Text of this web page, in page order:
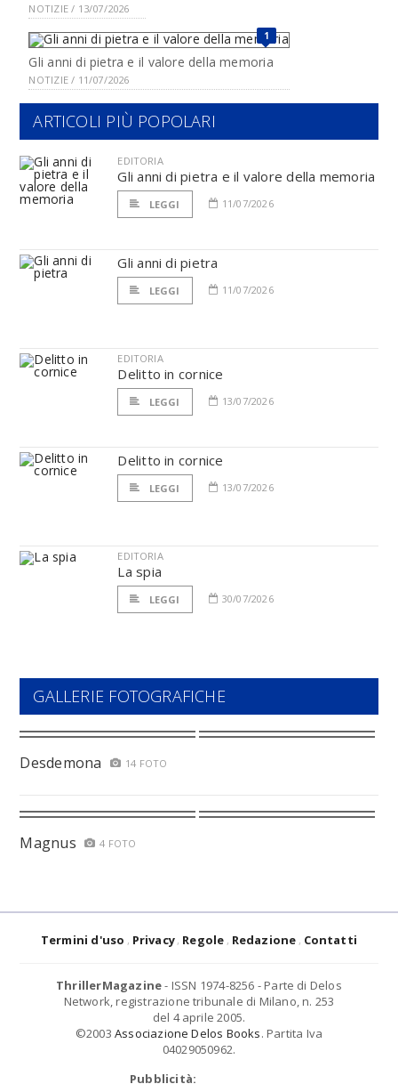
NOTIZIE / 13/07/2026
1
Gli anni di pietra e il valore della memoria
NOTIZIE / 11/07/2026
ARTICOLI PIÙ POPOLARI
EDITORIA
Gli anni di pietra e il valore della memoria
LEGGI 11/07/2026
Gli anni di pietra
LEGGI 11/07/2026
EDITORIA
Delitto in cornice
LEGGI 13/07/2026
Delitto in cornice
LEGGI 13/07/2026
EDITORIA
La spia
LEGGI 30/07/2026
GALLERIE FOTOGRAFICHE
Desdemona 14 FOTO
Magnus 4 FOTO
Termini d'uso Privacy Regole Redazione Contatti
ThrillerMagazine- ISSN 1974-8256 - Parte di Delos
Network, registrazione tribunale di Milano, n. 253
del 4 aprile 2005.
©2003 Associazione Delos Books. Partita Iva
04029050962.
Pubblicità: